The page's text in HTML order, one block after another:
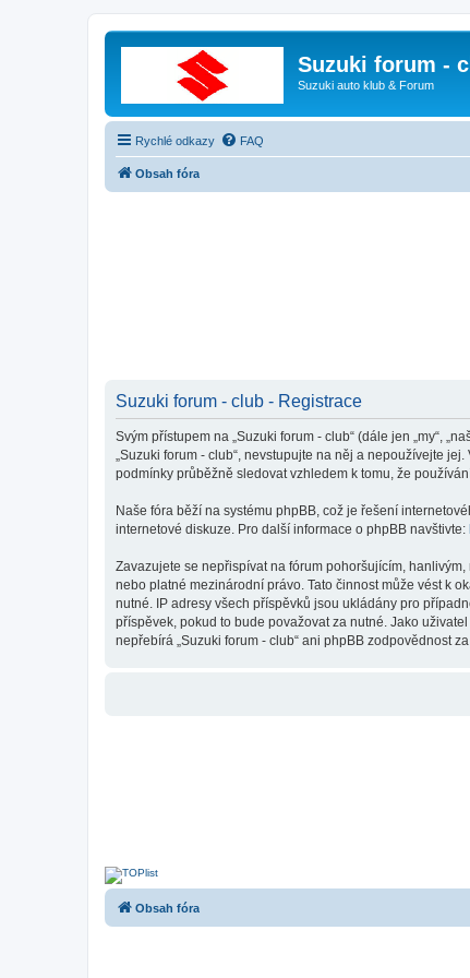
Suzuki forum -
Suzuki auto klub & Forum
Rychlé odkazy FAQ
Obsah fóra
Suzuki forum - club - Registrace
Svým přístupem na „Suzuki forum - club“ (dále jen „my“,
„Suzuki forum - club“, nevstupujte na něj a nepoužívejte
podmínky průběžně sledovat vzhledem k tomu, že
Naše fóra běží na systému phpBB, což je řešení
internetové diskuze. Pro další informace o phpBB navštivte:
Zavazujete se nepřispívat na fórum pohoršujícím,
nebo platné mezinárodní právo. Tato činnost může vést k
nutné. IP adresy všech příspěvků jsou ukládány pro
příspěvek, pokud to bude považovat za nutné. Jako
nepřebírá „Suzuki forum - club“ ani phpBB zodpovědnost
Obsah fóra